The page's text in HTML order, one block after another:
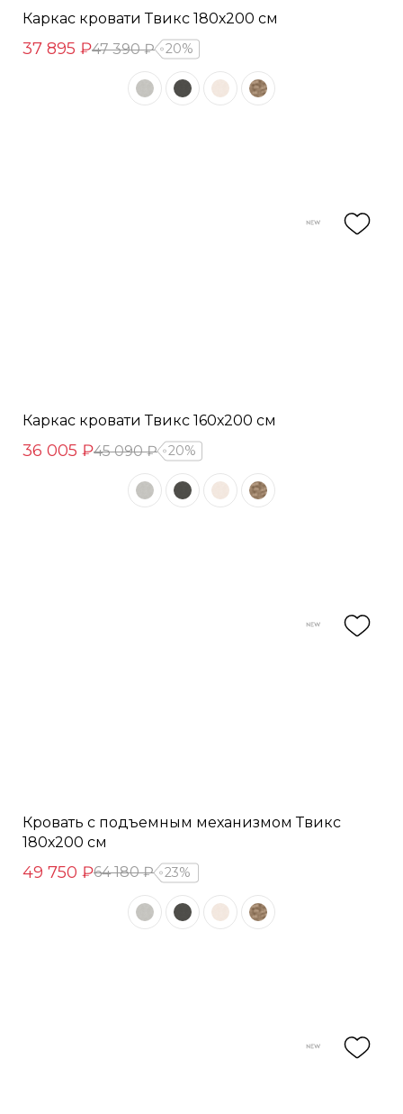
Каркас кровати Твикс 180х200 см
37 895 ₽47 390 ₽ 20%
Каркас кровати Твикс 160х200 см
36 005 ₽45 090 ₽ 20%
Кровать с подъемным механизмом Твикс
180х200 см
49 750 ₽64 180 ₽ 23%